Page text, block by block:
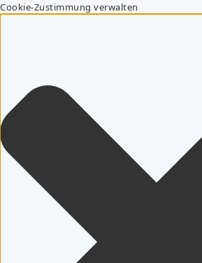
Cookie-Zustimmung verwalten